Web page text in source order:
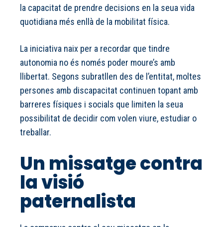
la capacitat de prendre decisions en la seua vida
quotidiana més enllà de la mobilitat física.
La iniciativa naix per a recordar que tindre
autonomia no és només poder moure’s amb
llibertat. Segons subratllen des de l’entitat, moltes
persones amb discapacitat continuen topant amb
barreres físiques i socials que limiten la seua
possibilitat de decidir com volen viure, estudiar o
treballar.
Un missatge contra
la visió
paternalista